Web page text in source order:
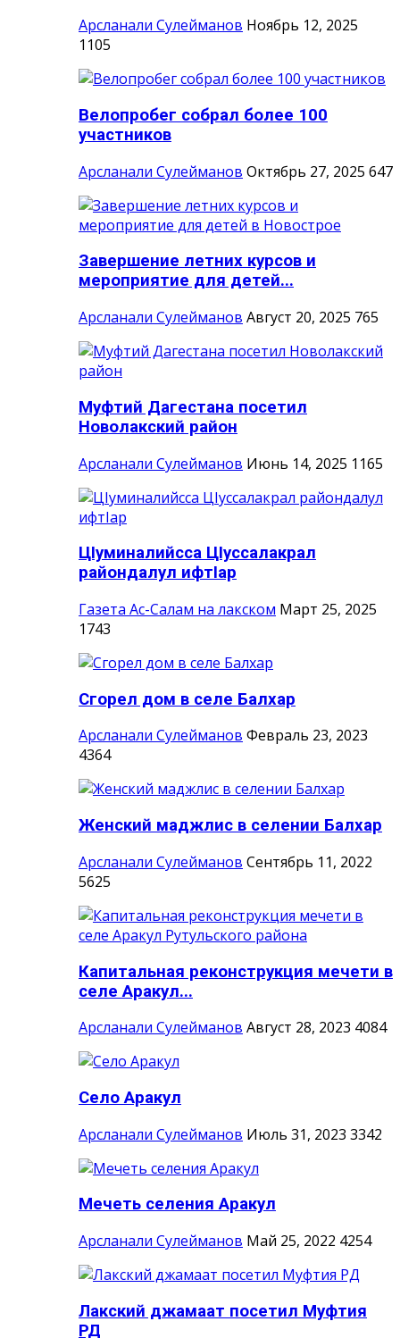
Арсланали Сулейманов Ноябрь 12, 2025
1105
Велопробег собрал более 100
участников
Арсланали Сулейманов Октябрь 27, 2025 647
Завершение летних курсов и
мероприятие для детей...
Арсланали Сулейманов Август 20, 2025 765
Муфтий Дагестана посетил
Новолакский район
Арсланали Сулейманов Июнь 14, 2025 1165
ЦIуминалийсса ЦIуссалакрал
райондалул ифтIар
Газета Ас-Салам на лакском Март 25, 2025
1743
Сгорел дом в селе Балхар
Арсланали Сулейманов Февраль 23, 2023
4364
Женский маджлис в селении Балхар
Арсланали Сулейманов Сентябрь 11, 2022
5625
Капитальная реконструкция мечети в
селе Аракул...
Арсланали Сулейманов Август 28, 2023 4084
Село Аракул
Арсланали Сулейманов Июль 31, 2023 3342
Мечеть селения Аракул
Арсланали Сулейманов Май 25, 2022 4254
Лакский джамаат посетил Муфтия
РД